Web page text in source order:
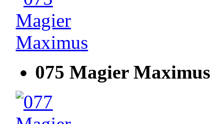
075 Magier Maximus